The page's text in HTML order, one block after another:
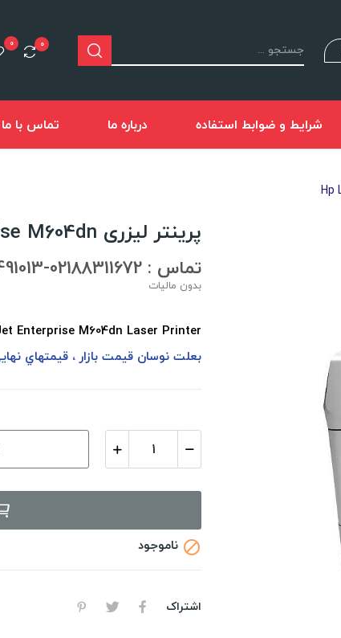
0
0
شرایط و ضوابط استفاده درباره ما تماس با ما
پرینتر لیزری Hp LaserJet Enterprise M604dn
تماس : 02188311672-02188491013
بدون مالیات
بعلت نوسان قيمت بازار ، قيمتهاي
 ناموجود
اشتراک